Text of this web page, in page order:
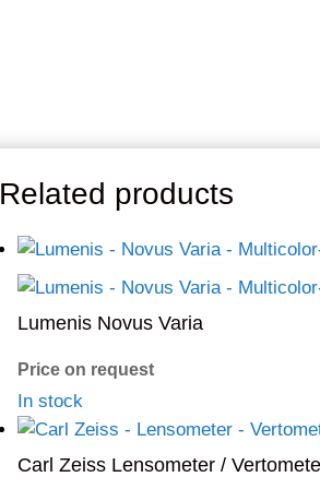
Related products
Lumenis Novus Varia
Price on request
In stock
Carl Zeiss Lensometer /